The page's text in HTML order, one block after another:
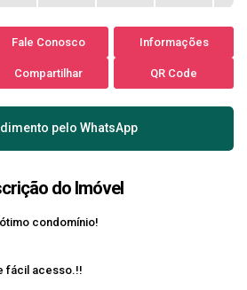
Fale Conosco Informações
Compartilhar QR Code
pelo WhatsApp
do Imóvel
condomínio!
fácil acesso.!!